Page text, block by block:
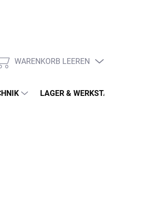
WARENKORB
WARENKORB LEEREN
LAGER & WERKSTATT